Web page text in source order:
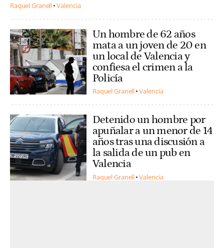
Raquel Granell Valencia
Un hombre de 62 años
mata a un joven de 20 en
un local de Valencia y
confiesa el crimen a la
Policía
Raquel Granell Valencia
Detenido un hombre por
apuñalar a un menor de 14
años tras una discusión a
la salida de un pub en
Valencia
Raquel Granell Valencia